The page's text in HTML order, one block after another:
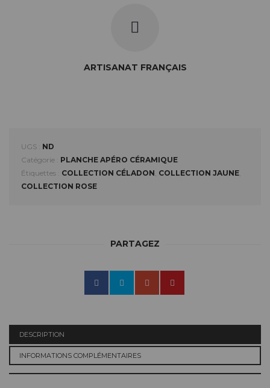
ARTISANAT FRANÇAIS
UGS : ND
Catégorie : PLANCHE APÉRO CÉRAMIQUE
Étiquettes : COLLECTION CÉLADON, COLLECTION JAUNE,
COLLECTION ROSE
PARTAGEZ
DESCRIPTION
INFORMATIONS COMPLÉMENTAIRES